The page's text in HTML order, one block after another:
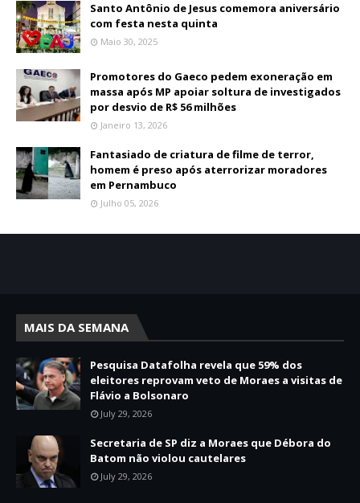
Santo Antônio de Jesus comemora aniversário
com festa nesta quinta
Maio 30, 2025
Promotores do Gaeco pedem exoneração em
massa após MP apoiar soltura de investigados
por desvio de R$ 56 milhões
Janeiro 13, 2026
Fantasiado de criatura de filme de terror,
homem é preso após aterrorizar moradores
em Pernambuco
Julho 05, 2026
MAIS DA SEMANA
Pesquisa Datafolha revela que 59% dos
eleitores reprovam veto de Moraes a visitas de
Flávio a Bolsonaro
July 29, 2026
Secretaria de SP diz a Moraes que Débora do
Batom não violou cautelares
July 29, 2026